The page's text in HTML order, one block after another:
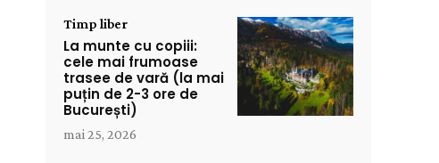
Timp liber
La munte cu copiii:
cele mai frumoase
trasee de vară (la mai
puțin de 2-3 ore de
București)
mai 25, 2026